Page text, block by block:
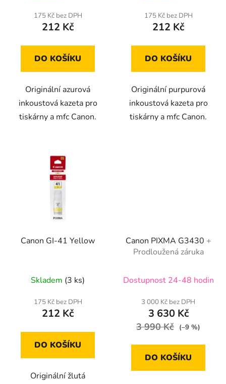
175 Kč bez DPH
212 Kč
DO KOŠÍKU
Originální azurová
inkoustová kazeta pro
tiskárny a mfc Canon.
175 Kč bez DPH
212 Kč
DO KOŠÍKU
Originální purpurová
inkoustová kazeta pro
tiskárny a mfc Canon.
Canon GI-41 Yellow
Skladem (3 ks)
175 Kč bez DPH
212 Kč
DO KOŠÍKU
Originální žlutá
Canon PIXMA G3430 +
Prodloužená záruka
Dostupnost 24-48 hodin
3 000 Kč bez DPH
3 630 Kč
3 990 Kč (–9 %)
DO KOŠÍKU